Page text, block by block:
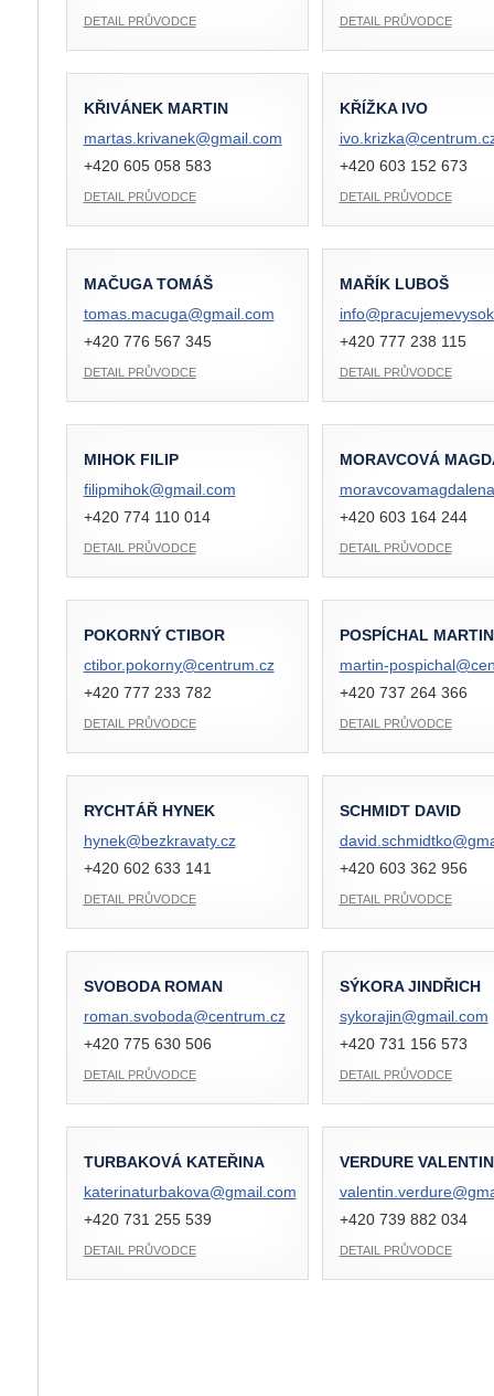
DETAIL PRŮVODCE DETAIL PRŮVODCE
KŘIVÁNEK MARTIN
martas.krivanek@gmail.com
+420 605 058 583
DETAIL PRŮVODCE
KŘÍŽKA IVO
ivo.krizka@
+420 603 152 673
DETAIL PRŮVODCE
MAČUGA TOMÁŠ
tomas.macuga@gmail.com
+420 776 567 345
DETAIL PRŮVODCE
MAŘÍK LUBOŠ
info@
+420 777 238 115
DETAIL PRŮVODCE
MIHOK FILIP
filipmihok@gmail.com
+420 774 110 014
DETAIL PRŮVODCE
MORAVCOVÁ
+420 603 164 244
DETAIL PRŮVODCE
POKORNÝ CTIBOR
ctibor.pokorny@centrum.cz
+420 777 233 782
DETAIL PRŮVODCE
POSPÍCHAL MARTIN
martin-pospichal@
+420 737 264 366
DETAIL PRŮVODCE
RYCHTÁŘ HYNEK
hynek@bezkravaty.cz
+420 602 633 141
DETAIL PRŮVODCE
SCHMIDT DAVID
david.schmidtko@
+420 603 362 956
DETAIL PRŮVODCE
SVOBODA ROMAN
roman.svoboda@centrum.cz
+420 775 630 506
DETAIL PRŮVODCE
SÝKORA JINDŘICH
sykorajin@gmail.com
+420 731 156 573
DETAIL PRŮVODCE
TURBAKOVÁ KATEŘINA
katerinaturbakova@gmail.com
+420 731 255 539
DETAIL PRŮVODCE
VERDURE VALENTIN
valentin.verdure@
+420 739 882 034
DETAIL PRŮVODCE